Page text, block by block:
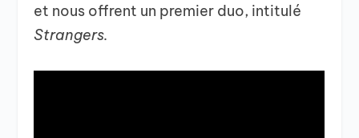
et nous offrent un premier duo, intitulé
Strangers.